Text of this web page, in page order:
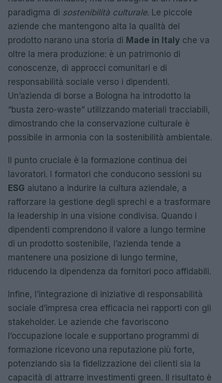
paradigma di sostenibilità culturale. Le piccole
aziende che mantengono alta la qualità del
prodotto narano una storia di Made in Italy che va
oltre la mera produzione: è un patrimonio di
conoscenze, di approcci comunitari e di
responsabilità sociale verso i dipendenti.
Un’azienda di borse a Bologna ha introdotto la
“busta zero-waste” utilizzando materiali tracciabili,
dimostrando che la conservazione culturale è
possibile in armonia con la sostenibilità ambientale.
Il punto cruciale è la formazione continua dei
lavoratori. I formatori che conducono sessioni su
ESG aiutano a indurire la cultura aziendale, a
rafforzare la gestione degli sprechi e a trasformare
la leadership in una visione condivisa. Quando i
dipendenti comprendono il valore a lungo termine
di un prodotto sostenibile, l’azienda tende a
mantenere una posizione di lungo termine,
riducendo la dipendenza da fornitori poco affidabili.
Infine, l’integrazione di iniziative di responsabilità
sociale d’impresa crea efficacia nei rapporti con gli
stakeholder. Le aziende che favoriscono
l’occupazione locale e supportano programmi di
formazione ricevono una reputazione più forte,
potenziando sia la fidelizzazione dei clienti sia la
capacità di attrarre investimenti green. Il risultato è